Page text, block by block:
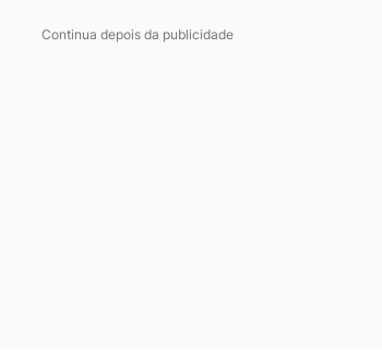
Continua depois da publicidade